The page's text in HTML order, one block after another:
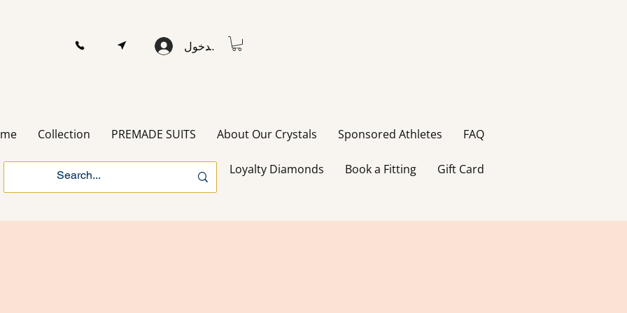
تسجيل الدخول
Collection PREMADE SUITS About Our Crystals Sponsored Athletes FAQ
Loyalty Diamonds Book a Fitting Gift Card